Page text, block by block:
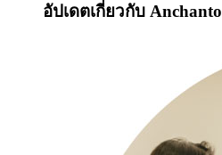
อัปเดตเกี่ยวกับ Anchanto